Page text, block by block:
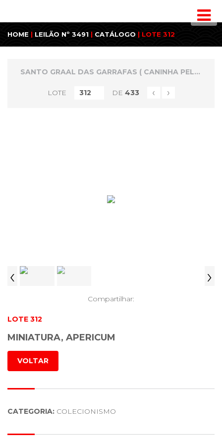
HOME | LEILÃO Nº 3491 | CATÁLOGO | LOTE 312
SANTO GRAAL DAS GARRAFAS ( CANINHA PELÉ ) E MINIATURAS ESPECIAIS
LOTE DE 433 ‹ ›
‹ ›
Compartilhar:
LOTE 312
MINIATURA, APERICUM
VOLTAR
CATEGORIA: COLECIONISMO